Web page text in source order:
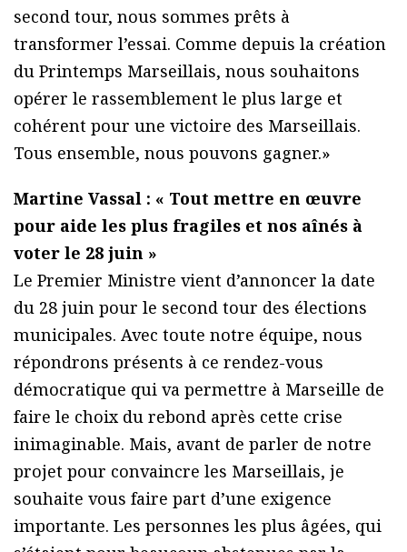
second tour, nous sommes prêts à
transformer l’essai. Comme depuis la création
du Printemps Marseillais, nous souhaitons
opérer le rassemblement le plus large et
cohérent pour une victoire des Marseillais.
Tous ensemble, nous pouvons gagner.»
Martine Vassal : « Tout mettre en œuvre
pour aide les plus fragiles et nos aînés à
voter le 28 juin »
Le Premier Ministre vient d’annoncer la date
du 28 juin pour le second tour des élections
municipales. Avec toute notre équipe, nous
répondrons présents à ce rendez-vous
démocratique qui va permettre à Marseille de
faire le choix du rebond après cette crise
inimaginable. Mais, avant de parler de notre
projet pour convaincre les Marseillais, je
souhaite vous faire part d’une exigence
importante. Les personnes les plus âgées, qui